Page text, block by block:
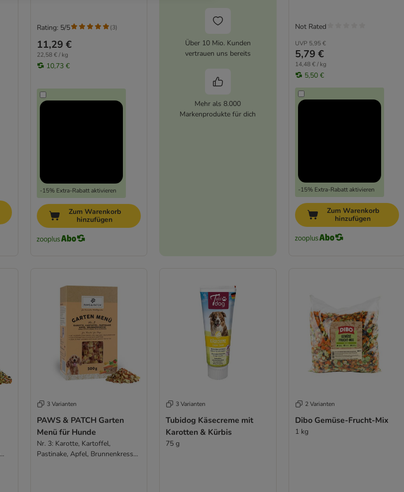
11,29 €
22,58 € / kg
10,73 €
-15% Extra-Rabatt aktivieren
Rating: 5/5 (3)
Zum Warenkorb
hinzufügen
Über 10 Mio. Kunden
vertrauen uns bereits
Mehr als 8.000
Markenprodukte für dich
UVP 5,95 €
5,79 €
14,48 € / kg
5,50 €
-15% Extra-Rabatt aktivieren
Not Rated
Zum Warenkorb
hinzufügen
3 Varianten
PAWS & PATCH Garten
Menü für Hunde
Nr. 3: Karotte, Kartoffel,
Pastinake, Apfel, Brunnenkresse
3 Varianten
Tubidog Käsecreme mit
Karotten & Kürbis
75 g
2 Varianten
Dibo Gemüse-Frucht-Mix
1 kg